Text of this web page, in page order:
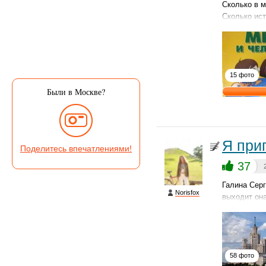
Были в Москве?
Поделитесь впечатлениями!
Сколько в
Сколько
15 фото
Norisfox
Я
37
Галина
выходит
58 фото